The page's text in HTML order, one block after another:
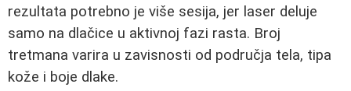
rezultata potrebno je više sesija, jer laser deluje
samo na dlačice u aktivnoj fazi rasta. Broj
tretmana varira u zavisnosti od područja tela, tipa
kože i boje dlake.